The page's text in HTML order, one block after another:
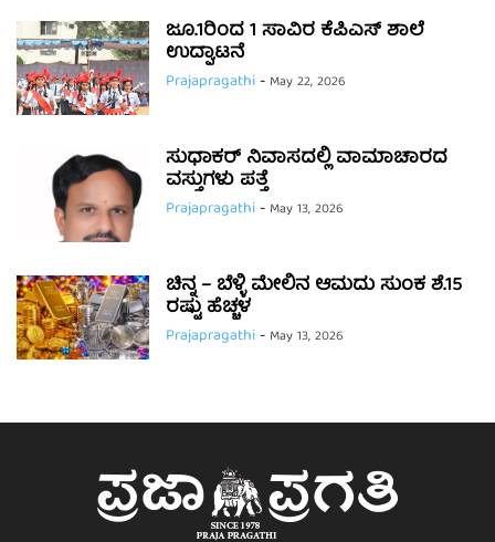
ಜೂ.1ರಿಂದ 1 ಸಾವಿರ ಕೆಪಿಎಸ್ ಶಾಲೆ
ಉದ್ಘಾಟನೆ
Prajapragathi- May 22, 2026
ಸುಧಾಕರ್ ನಿವಾಸದಲ್ಲಿ ವಾಮಾಚಾರದ
ವಸ್ತುಗಳು ಪತ್ತೆ
Prajapragathi- May 13, 2026
ಚಿನ್ನ – ಬೆಳ್ಳಿ ಮೇಲಿನ ಆಮದು ಸುಂಕ ಶೆ.15
ರಷ್ಟು ಹೆಚ್ಚಳ
Prajapragathi- May 13, 2026